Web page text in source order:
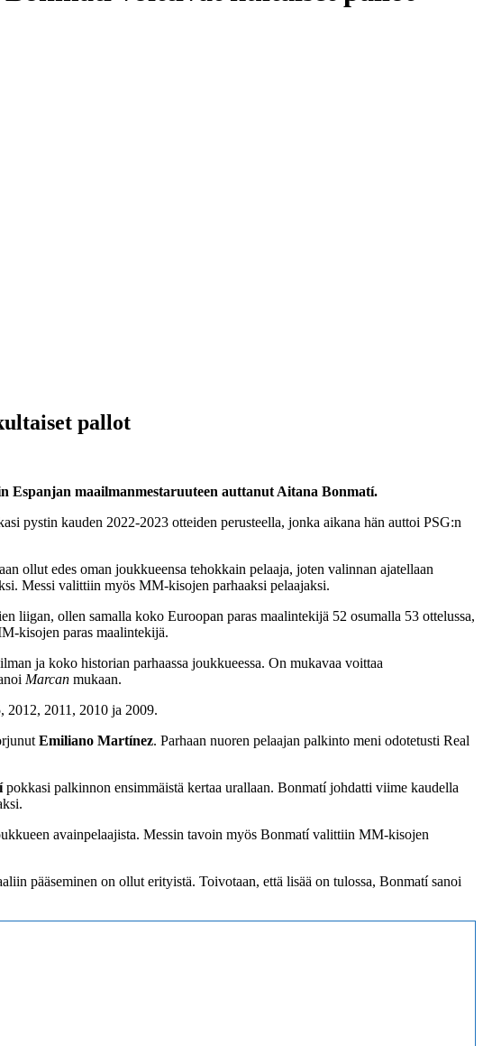
pallot
Espanjan maailmanmestaruuteen auttanut Aitana Bonmatí.
pystin kauden 2022-2023 otteiden perusteella, jonka aikana hän auttoi PSG:n
ollut edes oman joukkueensa tehokkain pelaaja, joten valinnan ajatellaan
Messi valittiin myös MM-kisojen parhaaksi pelaajaksi.
liigan, ollen samalla koko Euroopan paras maalintekijä 52 osumalla 53 ottelussa,
kisojen paras maalintekijä.
ja koko historian parhaassa joukkueessa. On mukavaa voittaa
Marcan mukaan.
2012, 2011, 2010 ja 2009.
Emiliano Martínez. Parhaan nuoren pelaajan palkinto meni odotetusti Real
pokkasi palkinnon ensimmäistä kertaa urallaan. Bonmatí johdatti viime kaudella
avainpelaajista. Messin tavoin myös Bonmatí valittiin MM-kisojen
pääseminen on ollut erityistä. Toivotaan, että lisää on tulossa, Bonmatí sanoi